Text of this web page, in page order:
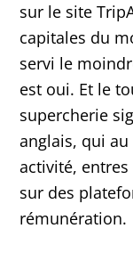
sur le site
capitales du
servi le
est oui. Et le
supercherie
anglais, qui
activité,
sur des
rémunération.